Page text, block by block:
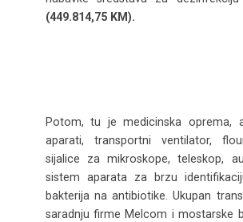
(449.814,75 KM).
Potom, tu je medicinska oprema,
aparati, transportni ventilator,
sijalice za mikroskope, teleskop,
sistem aparata za brzu
bakterija na antibiotike. Ukupan
saradnju firme Melcom i mostarske